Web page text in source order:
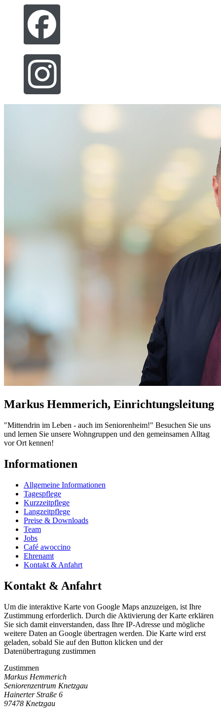
Markus Hemmerich, Einrichtungsleitung
"Mittendrin im Leben - auch im Seniorenheim!" Besuchen Sie uns
und lernen Sie unsere Wohngruppen und den gemeinsamen Alltag
vor Ort kennen!
Informationen
Allgemeine Informationen
Tagespflege
Kurzzeitpflege
Langzeitpflege
Preise & Downloads
Team
Jobs
Café awoccino
Ehrenamt
Kontakt & Anfahrt
Kontakt & Anfahrt
Um die interaktive Karte von Google Maps anzuzeigen, ist Ihre
Zustimmung erforderlich. Durch die Aktivierung der Karte erklären
Sie sich damit einverstanden, dass Ihre IP-Adresse und mögliche
weitere Daten an Google übertragen werden. Die Karte wird erst
geladen, sobald Sie auf den Button klicken und der
Datenübertragung zustimmen
Zustimmen
Markus Hemmerich
Seniorenzentrum Knetzgau
Hainerter Straße 6
97478 Knetzgau